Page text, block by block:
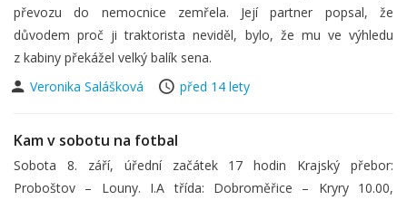
převozu do nemocnice zemřela. Její partner popsal, že
důvodem proč ji traktorista neviděl, bylo, že mu ve výhledu
z kabiny překážel velký balík sena.
Veronika Salášková
před 14 lety
Kam v sobotu na fotbal
Sobota 8. září, úřední začátek 17 hodin Krajský přebor:
Proboštov – Louny. I.A třída: Dobroměřice – Kryry 10.00,